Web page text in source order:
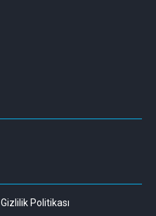
Gizlilik Politikası